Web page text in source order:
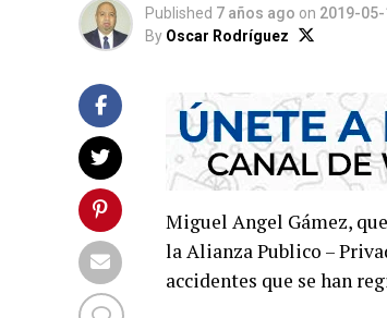
Published 7 años ago on 2019-
By Oscar Rodríguez
Miguel Angel Gámez,
la Alianza Publico –
accidentes que se han